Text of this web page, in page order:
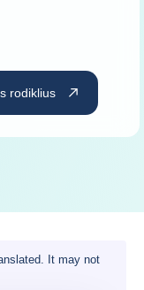
rodiklius
It may not